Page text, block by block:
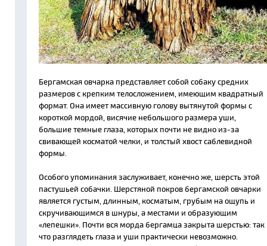
Бергамская овчарка представляет собой собаку средних
размеров с крепким телосложением, имеющим квадратный
формат. Она имеет массивную голову вытянутой формы с
короткой мордой, висячие небольшого размера уши,
большие темные глаза, которых почти не видно из-за
свивающей косматой челки, и толстый хвост саблевидной
формы.
Особого упоминания заслуживает, конечно же, шерсть этой
пастушьей собачки. Шерстяной покров бергамской овчарки
является густым, длинным, косматым, грубым на ощупь и
скручивающимся в шнуры, а местами и образующим
«лепешки». Почти вся морда бергамца закрыта шерстью: так
что разглядеть глаза и уши практически невозможно.